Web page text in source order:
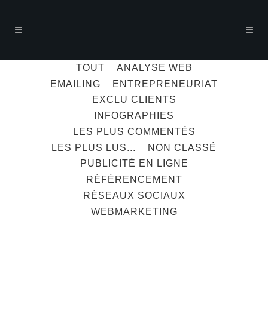
TOUT
ANALYSE WEB
EMAILING
ENTREPRENEURIAT
EXCLU CLIENTS
INFOGRAPHIES
LES PLUS COMMENTÉS
LES PLUS LUS...
NON CLASSÉ
PUBLICITÉ EN LIGNE
RÉFÉRENCEMENT
RÉSEAUX SOCIAUX
WEBMARKETING